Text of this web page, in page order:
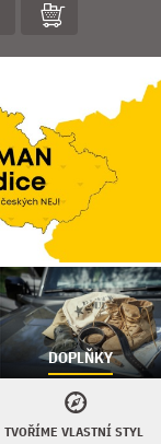
DOPLŇKY
TVOŘÍME VLASTNÍ STYL